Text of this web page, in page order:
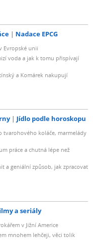
Nadace EPCG
Evropské unii
voda a jak k tomu přispívají
a Komárek nakupují
Jídlo podle horoskopu
tvarohového koláče, marmelády
práce a chutná lépe než
a geniální způsob, jak zpracovat
a seriály
v Jižní Americe
mnohem lehčeji, věci tolik